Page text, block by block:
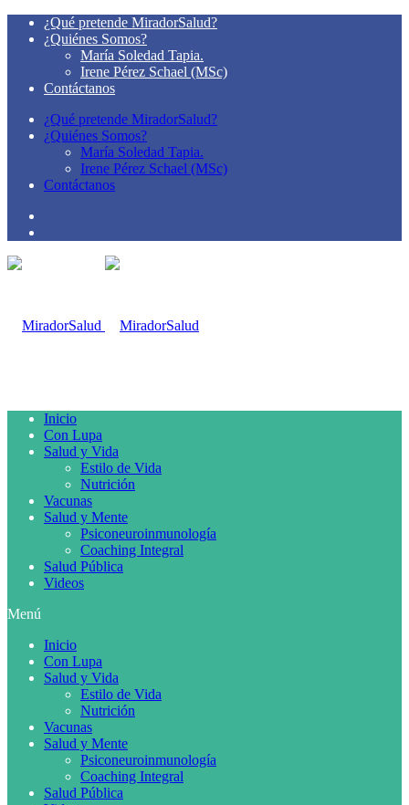
¿Qué pretende MiradorSalud?
¿Quiénes Somos?
María Soledad Tapia.
Irene Pérez Schael (MSc)
Contáctanos
¿Qué pretende MiradorSalud?
¿Quiénes Somos?
María Soledad Tapia.
Irene Pérez Schael (MSc)
Contáctanos
Inicio
Con Lupa
Salud y Vida
Estilo de Vida
Nutrición
Vacunas
Salud y Mente
Psiconeuroinmunología
Coaching Integral
Salud Pública
Videos
Menú
Inicio
Con Lupa
Salud y Vida
Estilo de Vida
Nutrición
Vacunas
Salud y Mente
Psiconeuroinmunología
Coaching Integral
Salud Pública